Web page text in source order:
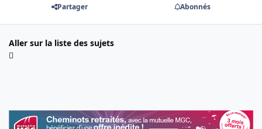
Partager Abonnés
Aller sur la liste des sujets